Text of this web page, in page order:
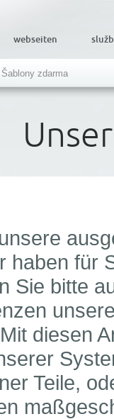
Unser
haben für
Sie bitte
diesen
Teile,
webseiten
Šablony zdarma